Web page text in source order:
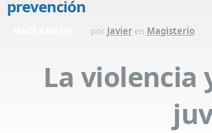
prevención
por Javier en Magisterio
La violencia